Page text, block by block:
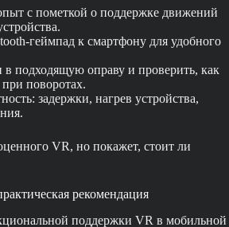
с пометкой о поддержке движений
геймпад к смартфону для удобного
в подходящую оправу и проверить, как
при поворотах.
задержки, нагрев устройства,
VR, но покажет, стоит ли
рекомендация
поддержки VR в мобильной